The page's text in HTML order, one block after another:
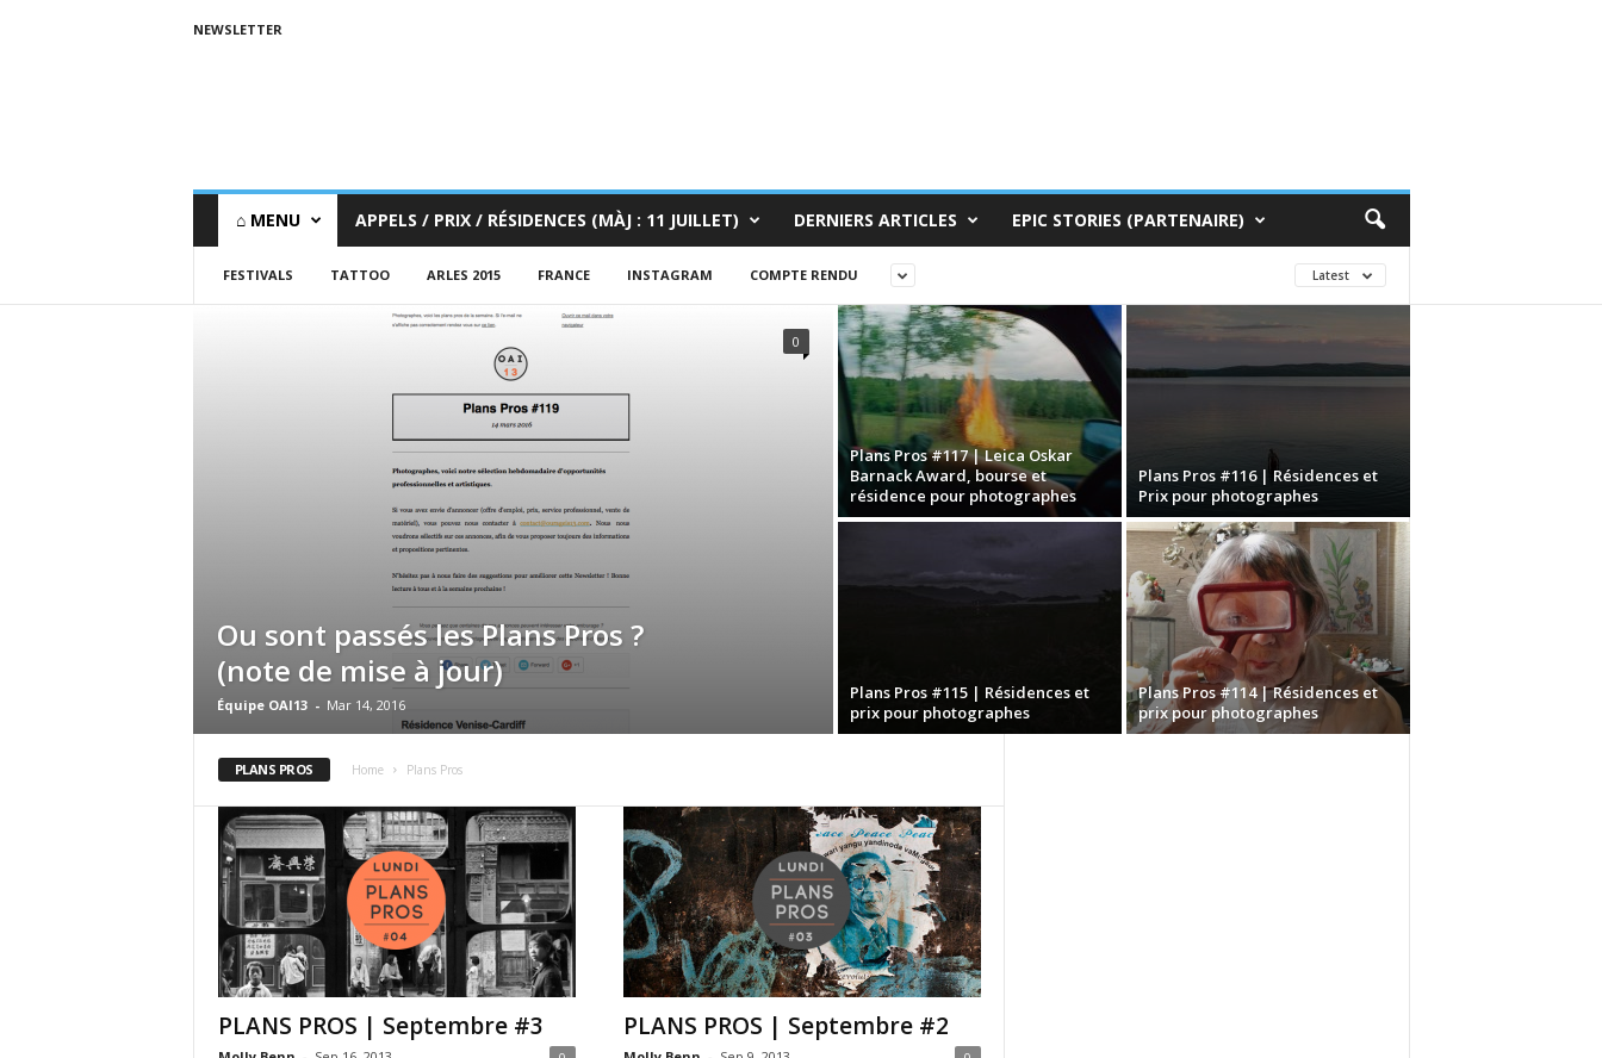
NEWSLETTER
⌂ MENU APPELS / PRIX / RÉSIDENCES (MÀJ : 11 JUILLET) DERNIERS ARTICLES EPIC STORIES (PARTENAIRE)
FESTIVALS TATTOO ARLES 2015 FRANCE INSTAGRAM COMPTE RENDU Latest
Ou sont passés les Plans Pros ?
(note de mise à jour)
Équipe OAI13 - Mar 14, 2016
0
Plans Pros #117 | Leica Oskar
Barnack Award, bourse et
résidence pour photographes
Plans Pros #116 | Résidences et
Prix pour photographes
Plans Pros #115 | Résidences et
prix pour photographes
Plans Pros #114 | Résidences et
prix pour photographes
PLANS PROS Home Plans Pros
PLANS PROS | Septembre #3 PLANS PROS | Septembre #2